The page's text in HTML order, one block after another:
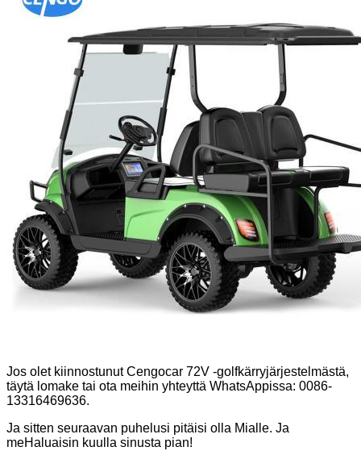
Jos olet kiinnostunut Cengocar 72V -golfkärryjärjestelmästä,
täytä lomake tai ota meihin yhteyttä WhatsAppissa: 0086-
13316469636.
Ja sitten seuraavan puhelusi pitäisi olla Mialle. Ja
meHaluaisin kuulla sinusta pian!